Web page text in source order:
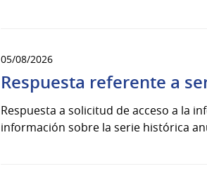
05/08/2026
Respuesta referente a
Respuesta a solicitud de acceso a la
información sobre la serie histórica